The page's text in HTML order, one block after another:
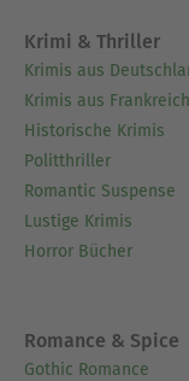
Krimi & Thriller
Krimis aus
Krimis aus Frankreich
Historische Krimis
Politthriller
Romantic Suspense
Lustige Krimis
Horror Bücher
Romance & Spice
Gothic Romance